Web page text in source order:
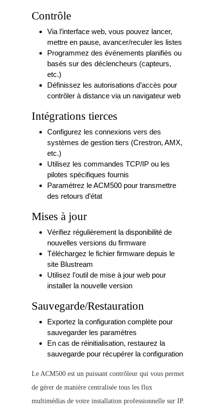
Contrôle
Via l’interface web, vous pouvez lancer,
mettre en pause, avancer/reculer les listes
Programmez des événements planifiés ou
basés sur des déclencheurs (capteurs,
etc.)
Définissez les autorisations d’accès pour
contrôler à distance via un navigateur web
Intégrations tierces
Configurez les connexions vers des
systèmes de gestion tiers (Crestron, AMX,
etc.)
Utilisez les commandes TCP/IP ou les
pilotes spécifiques fournis
Paramétrez le ACM500 pour transmettre
des retours d’état
Mises à jour
Vérifiez régulièrement la disponibilité de
nouvelles versions du firmware
Téléchargez le fichier firmware depuis le
site Blustream
Utilisez l’outil de mise à jour web pour
installer la nouvelle version
Sauvegarde/Restauration
Exportez la configuration complète pour
sauvegarder les paramètres
En cas de réinitialisation, restaurez la
sauvegarde pour récupérer la configuration
Le ACM500 est un puissant contrôleur qui vous permet
de gérer de manière centralisée tous les flux
multimédias de votre installation professionnelle sur IP.